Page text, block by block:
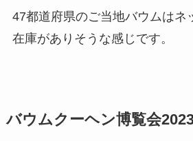
47都道府県のご当地バウムはネ
在庫がありそうな感じです。
バウムクーヘン博覧会